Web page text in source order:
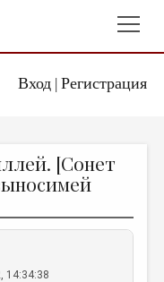
Вход| Регистрация
[Сонет
14:34:38